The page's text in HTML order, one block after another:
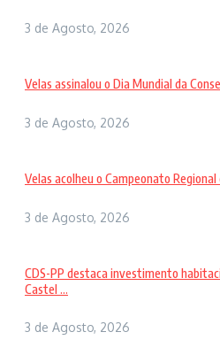
3 de Agosto, 2026
Velas assinalou o Dia Mundial da
3 de Agosto, 2026
Velas acolheu o Campeonato
3 de Agosto, 2026
CDS-PP destaca investimento
Castel ...
3 de Agosto, 2026